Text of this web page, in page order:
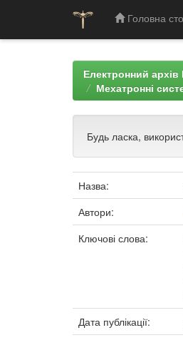
Головна
Електронний
Мехатронні
Будь ласка,
Назва:
Автори:
Ключові слова:
Дата публікації: